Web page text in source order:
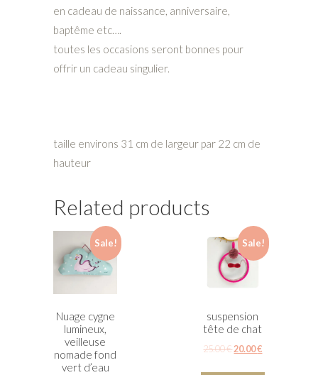
en cadeau de naissance, anniversaire,
baptême etc….
toutes les occasions seront bonnes pour
offrir un cadeau singulier.
taille environs 31 cm de largeur par 22 cm de
hauteur
Related products
Sale!
Nuage cygne
lumineux,
veilleuse
nomade fond
vert d’eau
Sale!
suspension
tête de chat
25.00€20.00€